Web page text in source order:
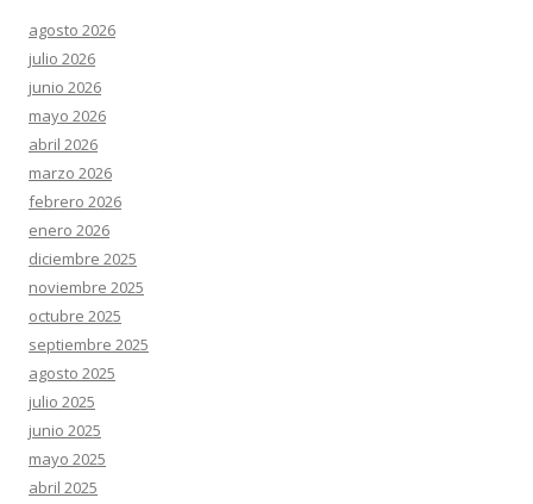
agosto 2026
julio 2026
junio 2026
mayo 2026
abril 2026
marzo 2026
febrero 2026
enero 2026
diciembre 2025
noviembre 2025
octubre 2025
septiembre 2025
agosto 2025
julio 2025
junio 2025
mayo 2025
abril 2025